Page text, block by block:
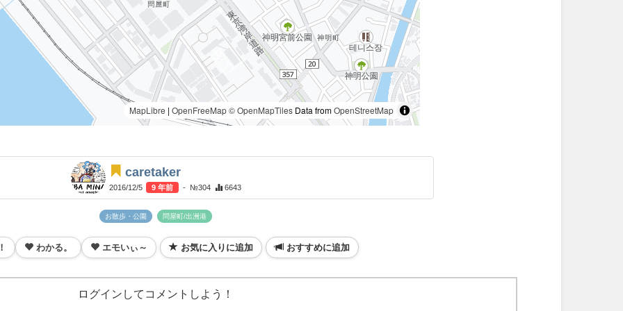
MapLibre | OpenFreeMap© OpenMapTiles Data fromOpenStreetMap
caretaker
2016/12/5 9 年前 - №304 6643
お散歩・公園 問屋町/出洲港
わかる。 エモいぃ～ お気に入りに追加 おすすめに追加
ログインしてコメントしよう！